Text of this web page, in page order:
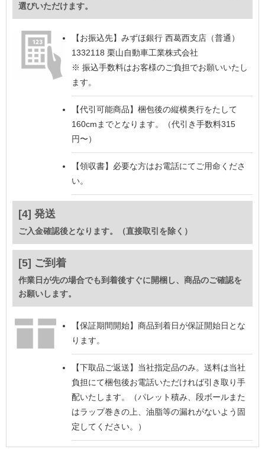
選びいただけます。
【お振込先】 みずほ銀行 西葛西支店（普通）
1332118 栗山自動車工業株式会社
※ 振込手数料はお客様のご負担でお願いいたし
ます。
【代引可能商品】 梱包後の縦横奥行をたして
160cmまでとなります。（代引き手数料315
円〜）
【領収書】 必要な方はお電話にてご用命くださ
い。
[4] 発送
ご入金確認後となります。（直接取引を除く）
[5] ご到着
作業日が先の場合でも到着後すぐに開梱し、商品のご確認を
お願いします。
【保証期間開始】 商品到着日が保証開始日とな
ります。
【下取品ご返送】 当社指定品のみ。送料は当社
負担にて梱包後お電話いただければ引き取り手
配いたします。（パレット積み、段ボールまた
はラップ巻きの上、油脂等の漏れがないよう固
定してください。）